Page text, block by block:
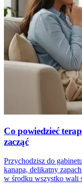
Co powiedzieć
zacząć
Przychodzisz do
kanapa, delikatny
w środku wszystko wali